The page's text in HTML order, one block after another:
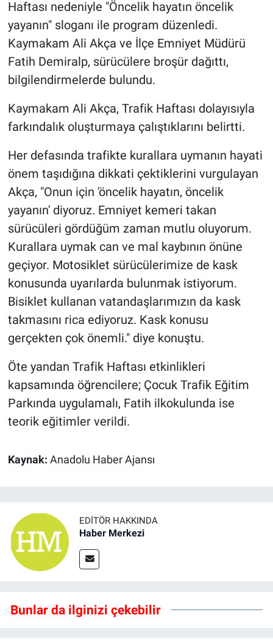
Haftası nedeniyle "Öncelik hayatın öncelik
yayanın" sloganı ile program düzenledi.
Kaymakam Ali Akça ve İlçe Emniyet Müdürü
Fatih Demiralp, sürücülere broşür dağıttı,
bilgilendirmelerde bulundu.
Kaymakam Ali Akça, Trafik Haftası dolayısıyla
farkındalık oluşturmaya çalıştıklarını belirtti.
Her defasında trafikte kurallara uymanın hayati
önem taşıdığına dikkati çektiklerini vurgulayan
Akça, "Onun için 'öncelik hayatın, öncelik
yayanın' diyoruz. Emniyet kemeri takan
sürücüleri gördüğüm zaman mutlu oluyorum.
Kurallara uymak can ve mal kaybının önüne
geçiyor. Motosiklet sürücülerimize de kask
konusunda uyarılarda bulunmak istiyorum.
Bisiklet kullanan vatandaşlarımızın da kask
takmasını rica ediyoruz. Kask konusu
gerçekten çok önemli." diye konuştu.
Öte yandan Trafik Haftası etkinlikleri
kapsamında öğrencilere; Çocuk Trafik Eğitim
Parkında uygulamalı, Fatih ilkokulunda ise
teorik eğitimler verildi.
Kaynak: Anadolu Haber Ajansı
EDITÖR HAKKINDA
Haber Merkezi
Bunlar da ilginizi çekebilir